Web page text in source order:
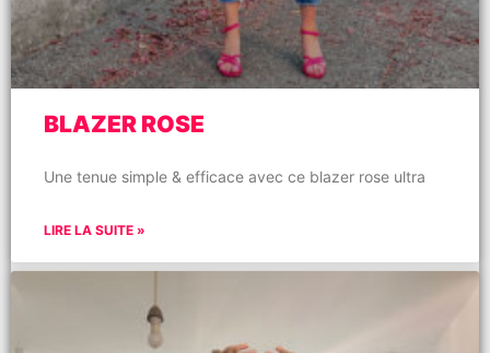
BLAZER ROSE
Une tenue simple & efficace avec ce blazer rose ultra
LIRE LA SUITE »